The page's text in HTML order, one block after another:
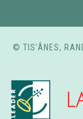
© TIS’ÂNES,